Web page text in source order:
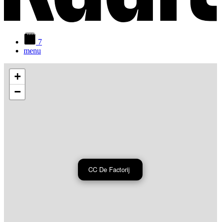
7
menu
CC De Factorij
+
−